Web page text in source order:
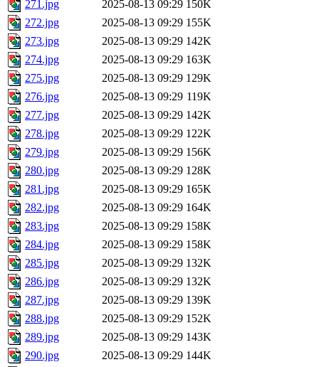
271.jpg 2025-08-13 09:29 150K
272.jpg
2025-08-13 09:29 155K
273.jpg
2025-08-13 09:29 142K
274.jpg
2025-08-13 09:29 163K
275.jpg
2025-08-13 09:29 129K
276.jpg
2025-08-13 09:29 119K
277.jpg
2025-08-13 09:29 142K
278.jpg
2025-08-13 09:29 122K
279.jpg
2025-08-13 09:29 156K
280.jpg
2025-08-13 09:29 128K
281.jpg
2025-08-13 09:29 165K
282.jpg
2025-08-13 09:29 164K
283.jpg
2025-08-13 09:29 158K
284.jpg
2025-08-13 09:29 158K
285.jpg
2025-08-13 09:29 132K
286.jpg
2025-08-13 09:29 132K
287.jpg
2025-08-13 09:29 139K
288.jpg
2025-08-13 09:29 152K
289.jpg
2025-08-13 09:29 143K
290.jpg
2025-08-13 09:29 144K